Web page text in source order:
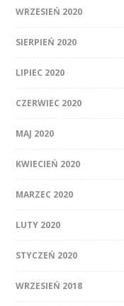
WRZESIEŃ 2020
SIERPIEŃ 2020
LIPIEC 2020
CZERWIEC 2020
MAJ 2020
KWIECIEŃ 2020
MARZEC 2020
LUTY 2020
STYCZEŃ 2020
WRZESIEŃ 2018